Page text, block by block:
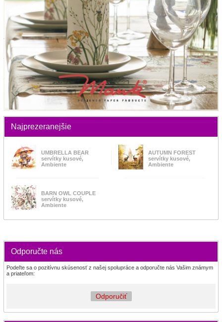
Najprezeranejšie
UMBRELLA BEAR
servítky kusové,
Ambiente
AUTUMN FOREST
servítky kusové,
Ambiente
BARN OWL COUPLE
servítky kusové,
Ambiente
Odporučte nás
Podeľte sa o pozitívnu skúsenosť z našej spolupráce a odporučte nás Vašim známym
a priateľom:
Odporučiť